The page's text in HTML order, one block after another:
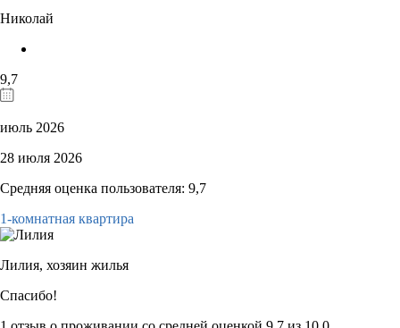
Николай
9,7
июль 2026
28 июля 2026
Средняя оценка пользователя: 9,7
1-комнатная квартира
Лилия, хозяин жилья
Спасибо!